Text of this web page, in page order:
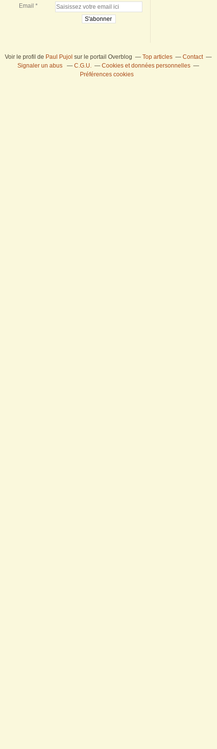
Email
Voir le profil de Paul Pujol sur le portail Overblog Top articles
Contact
Signaler un abus
C.G.U.
Cookies et données personnelles
Préférences cookies